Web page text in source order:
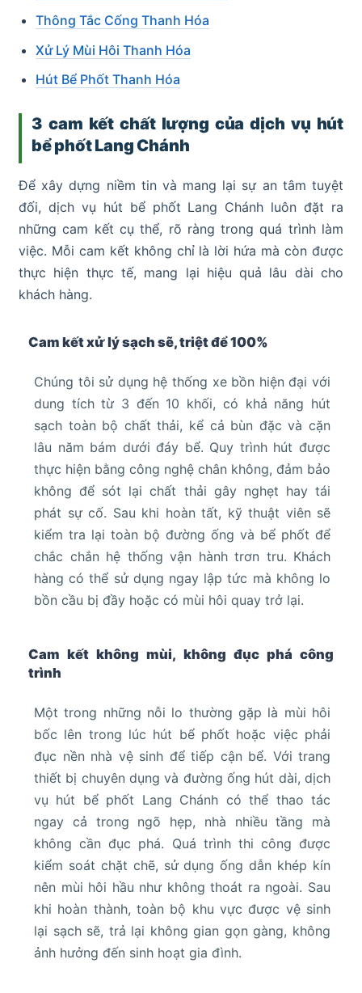
Thông Tắc Cống Thanh Hóa
Xử Lý Mùi Hôi Thanh Hóa
Hút Bể Phốt Thanh Hóa
3 cam kết chất lượng của dịch vụ hút
bể phốt Lang Chánh
Để xây dựng niềm tin và mang lại sự an tâm tuyệt
đối, dịch vụ hút bể phốt Lang Chánh luôn đặt ra
những cam kết cụ thể, rõ ràng trong quá trình làm
việc. Mỗi cam kết không chỉ là lời hứa mà còn được
thực hiện thực tế, mang lại hiệu quả lâu dài cho
khách hàng.
Cam kết xử lý sạch sẽ, triệt để 100%
Chúng tôi sử dụng hệ thống xe bồn hiện đại với
dung tích từ 3 đến 10 khối, có khả năng hút
sạch toàn bộ chất thải, kể cả bùn đặc và cặn
lâu năm bám dưới đáy bể. Quy trình hút được
thực hiện bằng công nghệ chân không, đảm bảo
không để sót lại chất thải gây nghẹt hay tái
phát sự cố. Sau khi hoàn tất, kỹ thuật viên sẽ
kiểm tra lại toàn bộ đường ống và bể phốt để
chắc chắn hệ thống vận hành trơn tru. Khách
hàng có thể sử dụng ngay lập tức mà không lo
bồn cầu bị đầy hoặc có mùi hôi quay trở lại.
Cam kết không mùi, không đục phá công
trình
Một trong những nỗi lo thường gặp là mùi hôi
bốc lên trong lúc hút bể phốt hoặc việc phải
đục nền nhà vệ sinh để tiếp cận bể. Với trang
thiết bị chuyên dụng và đường ống hút dài, dịch
vụ hút bể phốt Lang Chánh có thể thao tác
ngay cả trong ngõ hẹp, nhà nhiều tầng mà
không cần đục phá. Quá trình thi công được
kiểm soát chặt chẽ, sử dụng ống dẫn khép kín
nên mùi hôi hầu như không thoát ra ngoài. Sau
khi hoàn thành, toàn bộ khu vực được vệ sinh
lại sạch sẽ, trả lại không gian gọn gàng, không
ảnh hưởng đến sinh hoạt gia đình.